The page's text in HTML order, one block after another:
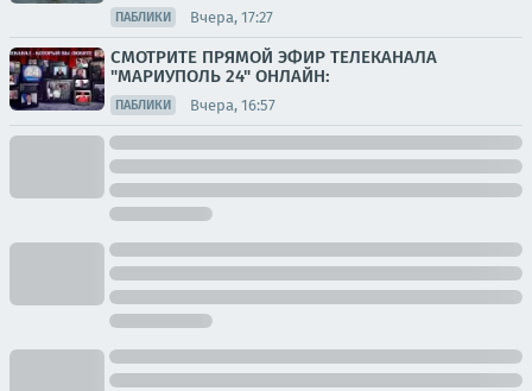
ПАБЛИКИ Вчера, 17:27
СМОТРИТЕ ПРЯМОЙ ЭФИР ТЕЛЕКАНАЛА
"МАРИУПОЛЬ 24" ОНЛАЙН:
ПАБЛИКИ Вчера, 16:57